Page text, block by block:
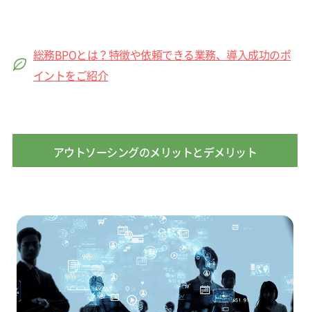
総務BPOとは？特徴や依頼できる業務、導入成功のポ
イントをご紹介
アウトソーシングのメリットとデメリット